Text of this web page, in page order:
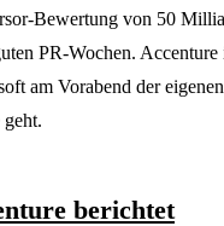
Bewertung von 50
PR-Wochen.
am Vorabend der
geht.
berichtet